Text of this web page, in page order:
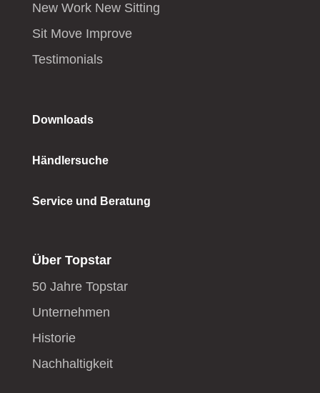
New Work New Sitting
Sit Move Improve
Testimonials
Downloads
Händlersuche
Service und Beratung
Über Topstar
50 Jahre Topstar
Unternehmen
Historie
Nachhaltigkeit